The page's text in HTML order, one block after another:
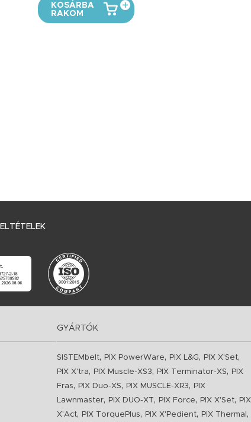
KOSÁRBA
RAKOM
GYÁRTÓK
SISTEMbelt, PIX PowerWare, PIX L&G, PIX X'Set,
PIX X'tra, PIX Muscle-XS3, PIX Terminator-XS,
PIX
Fras, PIX Duo-XS, PIX MUSCLE-XR3,
PIX
Lawnmaster, PIX DUO-XT, PIX Force, PIX X'Set,
PIX
X'Act, PIX TorquePlus, PIX X'Pedient, PIX Thermal ,